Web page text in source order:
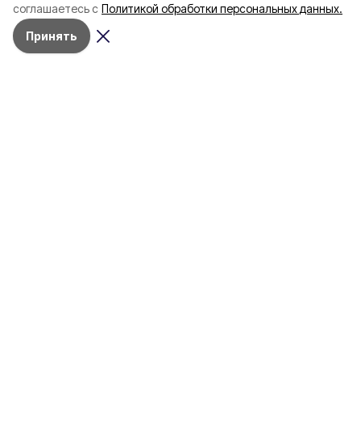
соглашаетесь с Политикой обработки персональных данных.
Принять